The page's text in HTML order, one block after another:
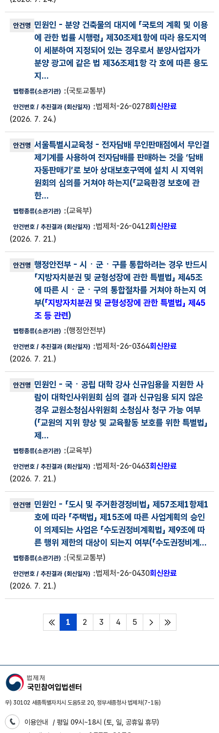
민원인 - 분양 건축물의 대지에 「국토의 계획 및 이용
에 관한 법률 시행령」 제30조제1항에 따라 용도지역
이 세분하여 지정되어 있는 경우로서 분양사업자가
분양 광고에 같은 법 제36조제1항 각 호에 따른 용도
지...
(국토교통부)
법제처-26-0278회신완료
(2026. 7. 24.)
서울특별시교육청 - 전자담배 무인판매점에서 무인결
제기계를 사용하여 전자담배를 판매하는 것을 ‘담배
자동판매기’로 보아 상대보호구역에 설치 시 지역위
원회의 심의를 거쳐야 하는지(「교육환경 보호에 관
한...
(교육부)
법제처-26-0412회신완료
(2026. 7. 21.)
행정안전부 - 시ㆍ군ㆍ구를 통합하려는 경우 반드시
「지방자치분권 및 균형성장에 관한 특별법」 제45조
에 따른 시ㆍ군ㆍ구의 통합절차를 거쳐야 하는지 여
부(「지방자치분권 및 균형성장에 관한 특별법」 제45
조 등 관련)
(행정안전부)
법제처-26-0364회신완료
(2026. 7. 21.)
민원인 - 국ㆍ공립 대학 강사 신규임용을 지원한 사
람이 대학인사위원회 심의 결과 신규임용 되지 않은
경우 교원소청심사위원회 소청심사 청구 가능 여부
(「교원의 지위 향상 및 교육활동 보호를 위한 특별법」
제...
(교육부)
법제처-26-0463회신완료
(2026. 7. 21.)
민원인 - 「도시 및 주거환경정비법」 제57조제1항제1
호에 따라 「주택법」 제15조에 따른 사업계획의 승인
이 의제되는 사업은 「수도권정비계획법」 제9조에 따
른 행위 제한의 대상이 되는지 여부(「수도권정비계...
(국토교통부)
법제처-26-0430회신완료
(2026. 7. 21.)
처음페이지
1 2 3 4 5 다음페이지마지막페이지
우) 30102 세종특별자치시 도움5로 20, 정부세종청사 법제처(7-1동)
이용안내
/ 평일 09시~18시 (토, 일, 공휴일 휴무)